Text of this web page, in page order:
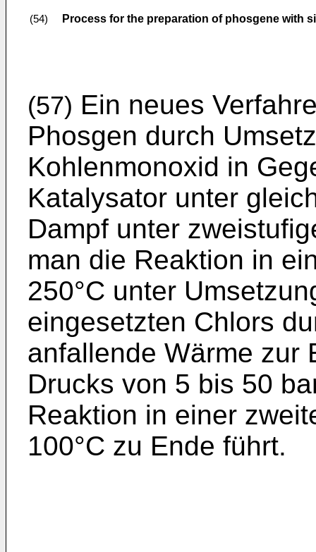
(54) Process for the preparation of phosgene with
(57) Ein neues
Phosgen durch
Kohlenmonoxid in
Katalysator unter
Dampf unter
man die Reaktion in
250°C unter
eingesetzten Chlors
anfallende Wärme zur
Drucks von 5 bis 50
Reaktion in einer
100°C zu Ende führt.